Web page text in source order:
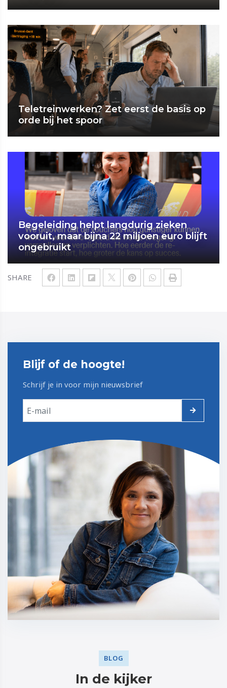
SHARE
Teletreinwerken? Zet eerst de basis op
orde bij het spoor
Begeleiding helpt langdurig zieken
vooruit, maar bijna 22 miljoen euro blijft
ongebruikt
Blijf of de hoogte!
Schrijf je in voor mijn nieuwsbrief
BLOG
In de kijker